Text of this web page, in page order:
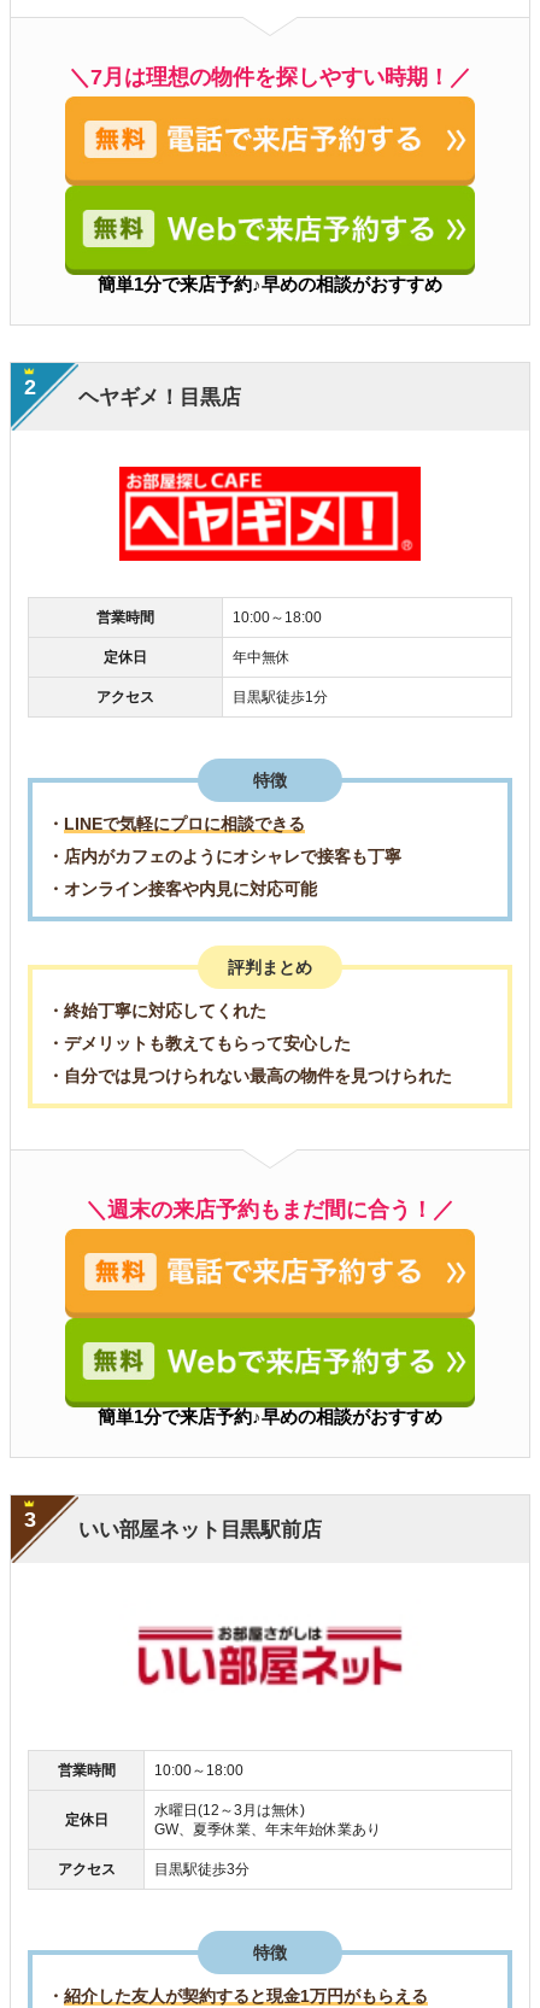
＼7月は理想の物件を探しやすい時期！／
簡単1分で来店予約♪早めの相談がおすすめ
ヘヤギメ！目黒店
2
営業時間 10:00～18:00
定休日 年中無休
アクセス 目黒駅徒歩1分
特徴
・ LINEで気軽にプロに相談できる
・店内がカフェのようにオシャレで接客も丁寧
・オンライン接客や内見に対応可能
評判まとめ
・終始丁寧に対応してくれた
・デメリットも教えてもらって安心した
・自分では見つけられない最高の物件を見つけられた
＼週末の来店予約もまだ間に合う！／
簡単1分で来店予約♪早めの相談がおすすめ
いい部屋ネット目黒駅前店
3
営業時間 10:00～18:00
定休日
水曜日(12～3月は無休)
GW、夏季休業、年末年始休業あり
アクセス 目黒駅徒歩3分
特徴
・ 紹介した友人が契約すると現金1万円がもらえる